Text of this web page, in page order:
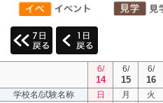
6/
14
6/
15
6/
16
学校名/試験名称 日 月 火